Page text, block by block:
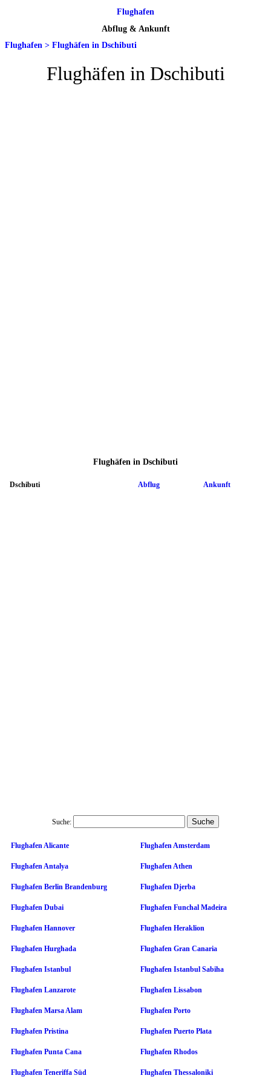
Flughafen
Abflug & Ankunft
Flughafen > Flughäfen in Dschibuti
Flughäfen in Dschibuti
Flughäfen in Dschibuti
Dschibuti Abflug Ankunft
Suche:
Flughafen Alicante Flughafen Amsterdam
Flughafen Antalya Flughafen Athen
Flughafen Berlin Brandenburg Flughafen Djerba
Flughafen Dubai Flughafen Funchal Madeira
Flughafen Hannover Flughafen Heraklion
Flughafen Hurghada Flughafen Gran Canaria
Flughafen Istanbul Flughafen Istanbul Sabiha
Flughafen Lanzarote Flughafen Lissabon
Flughafen Marsa Alam Flughafen Porto
Flughafen Pristina Flughafen Puerto Plata
Flughafen Punta Cana Flughafen Rhodos
Flughafen Teneriffa Süd Flughafen Thessaloniki